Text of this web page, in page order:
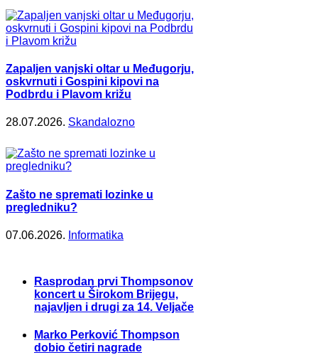
Zapaljen vanjski oltar u Međugorju,
oskvrnuti i Gospini kipovi na
Podbrdu i Plavom križu
28.07.2026. Skandalozno
Zašto ne spremati lozinke u
pregledniku?
07.06.2026. Informatika
Rasprodan prvi Thompsonov
koncert u Širokom Brijegu,
najavljen i drugi za 14. Veljače
Marko Perković Thompson
dobio četiri nagrade